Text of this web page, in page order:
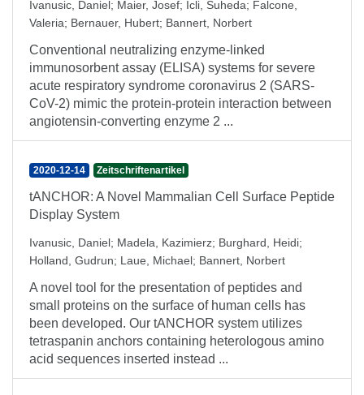
Ivanusic, Daniel; Maier, Josef; Icli, Suheda; Falcone,
Valeria; Bernauer, Hubert; Bannert, Norbert
Conventional neutralizing enzyme-linked
immunosorbent assay (ELISA) systems for severe
acute respiratory syndrome coronavirus 2 (SARS-
CoV-2) mimic the protein-protein interaction between
angiotensin-converting enzyme 2 ...
2020-12-14 Zeitschriftenartikel
tANCHOR: A Novel Mammalian Cell Surface Peptide
Display System
Ivanusic, Daniel; Madela, Kazimierz; Burghard, Heidi;
Holland, Gudrun; Laue, Michael; Bannert, Norbert
A novel tool for the presentation of peptides and
small proteins on the surface of human cells has
been developed. Our tANCHOR system utilizes
tetraspanin anchors containing heterologous amino
acid sequences inserted instead ...